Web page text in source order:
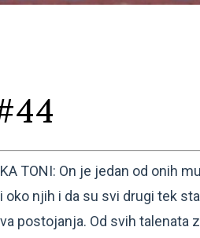
TONI: On je jedan od onih
njih i da su svi drugi tek
postojanja. Od svih talenata